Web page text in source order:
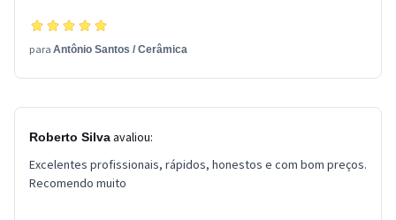
para Antônio Santos / Cerâmica
Roberto Silvaavaliou:
Excelentes profissionais, rápidos, honestos e com bom preços.
Recomendo muito